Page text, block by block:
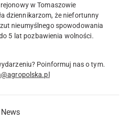
w Tomaszowie
dziennikarzom, że niefortunny
nieumyślnego spowodowania
5 lat pozbawienia wolności.
Poinformuj nas o tym.